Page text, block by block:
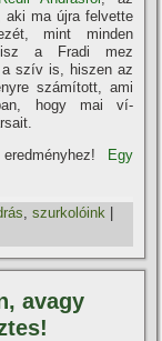
aki ma újra felvette
mint minden
a Fradi mez
szí­v is, hiszen az
számí­tott, ami
hogy mai ví­
Egy
,szurkolóink
avagy